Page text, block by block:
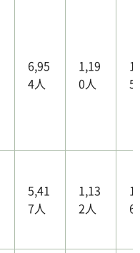
6,95
4人
1,19
0人
5
5,41
7人
1,13
2人
6